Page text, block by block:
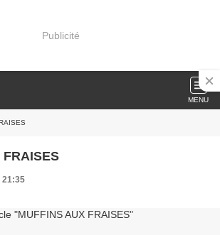
Publicité
MENU
FRAISES
21:35